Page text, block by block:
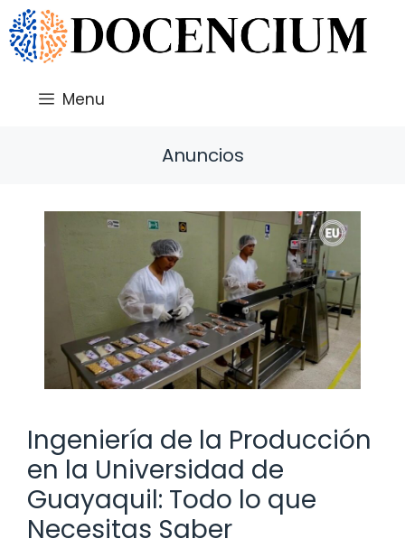
Saltar
al
contenido
Menu
Anuncios
Ingeniería de la Producción
en la Universidad de
Guayaquil: Todo lo que
Necesitas Saber